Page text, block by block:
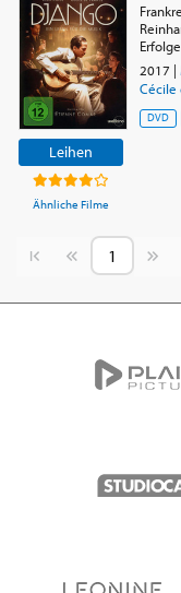
Leihen
Ähnliche Filme
2017 |
Cécile
DVD
Vorherige